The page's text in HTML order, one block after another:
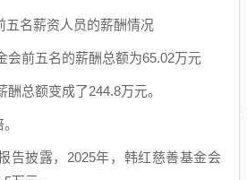
五名薪资人员的薪酬情况
会前五名的薪酬总额为65.02万元
总额变成了244.8万元。
告披露，2025年，韩红慈善基金会